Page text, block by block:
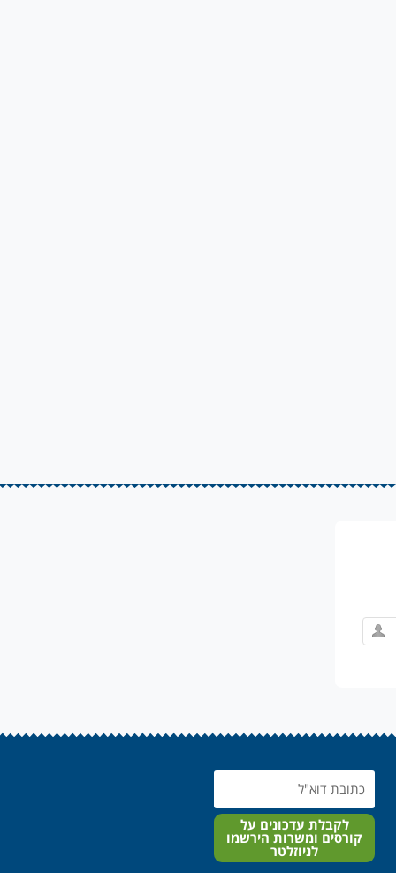
Email
לקבלת עדכונים על
קורסים ומשרות הירשמו
לניוזלטר